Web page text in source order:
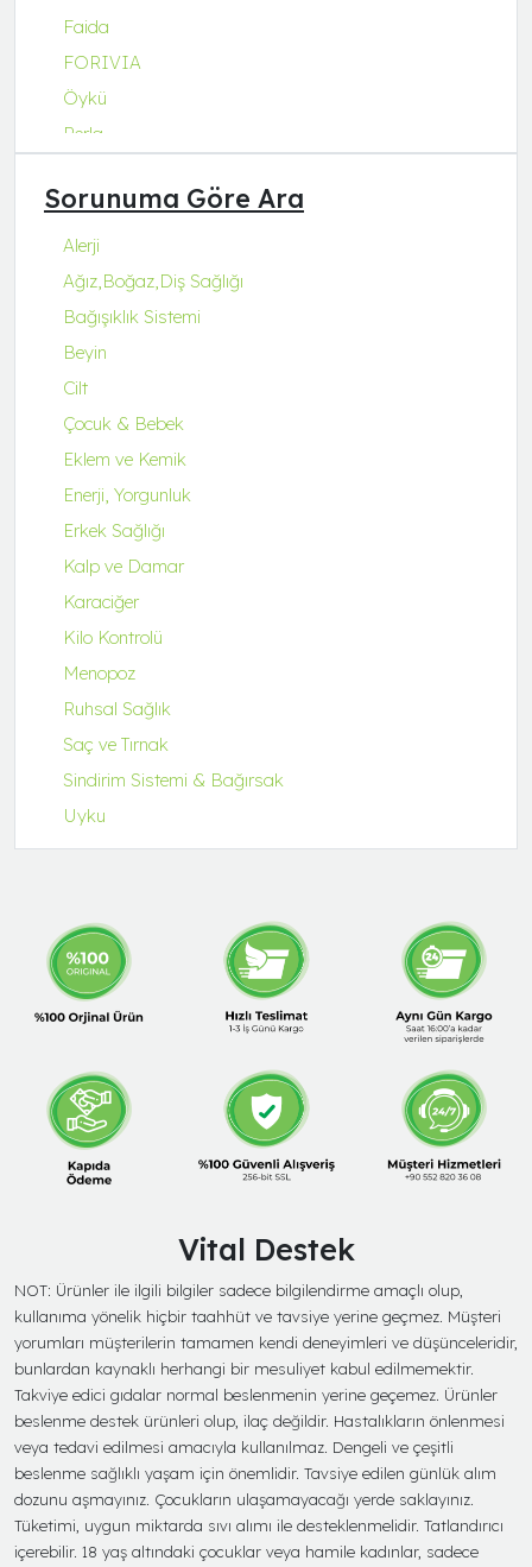
Faida
FORIVIA
Öykü
Perla
Q-Collagen
Q-Fit
Q-MENA
Q-UZU
ROBİN&ODİN
Sorunuma Göre Ara
Alerji
Ağız,Boğaz,Diş Sağlığı
Bağışıklık Sistemi
Beyin
Cilt
Çocuk & Bebek
Eklem ve Kemik
Enerji, Yorgunluk
Erkek Sağlığı
Kalp ve Damar
Karaciğer
Kilo Kontrolü
Menopoz
Ruhsal Sağlık
Saç ve Tırnak
Sindirim Sistemi & Bağırsak
Uyku
Vital Destek
NOT: Ürünler ile ilgili bilgiler sadece bilgilendirme amaçlı olup,
kullanıma yönelik hiçbir taahhüt ve tavsiye yerine geçmez. Müşteri
yorumları müşterilerin tamamen kendi deneyimleri ve düşünceleridir,
bunlardan kaynaklı herhangi bir mesuliyet kabul edilmemektir.
Takviye edici gıdalar normal beslenmenin yerine geçemez. Ürünler
beslenme destek ürünleri olup, ilaç değildir. Hastalıkların önlenmesi
veya tedavi edilmesi amacıyla kullanılmaz. Dengeli ve çeşitli
beslenme sağlıklı yaşam için önemlidir. Tavsiye edilen günlük alım
dozunu aşmayınız. Çocukların ulaşamayacağı yerde saklayınız.
Tüketimi, uygun miktarda sıvı alımı ile desteklenmelidir. Tatlandırıcı
içerebilir. 18 yaş altındaki çocuklar veya hamile kadınlar, sadece